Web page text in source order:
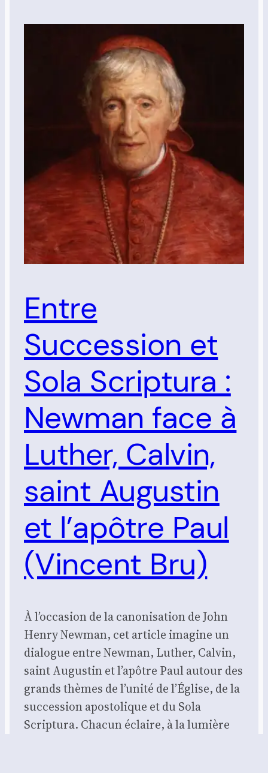
Entre
Succession et
Sola Scriptura :
Newman face à
Luther, Calvin,
saint Augustin
et l’apôtre Paul
(Vincent Bru)
À l’occasion de la canonisation de John
Henry Newman, cet article imagine un
dialogue entre Newman, Luther, Calvin,
saint Augustin et l’apôtre Paul autour des
grands thèmes de l’unité de l’Église, de la
succession apostolique et du Sola
Scriptura. Chacun éclaire, à la lumière